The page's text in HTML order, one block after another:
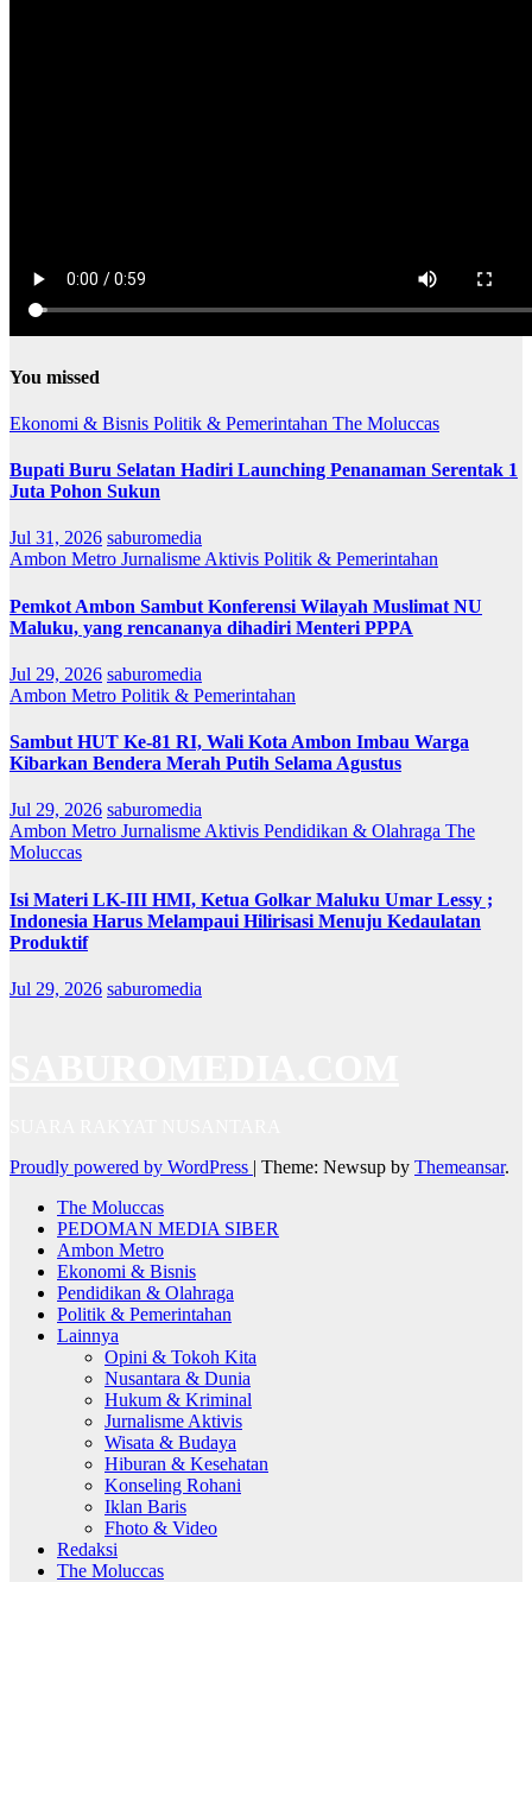
You missed
Ekonomi & Bisnis Politik & Pemerintahan The Moluccas
Bupati Buru Selatan Hadiri Launching Penanaman Serentak 1
Juta Pohon Sukun
Jul 31, 2026 saburomedia
Ambon Metro Jurnalisme Aktivis Politik & Pemerintahan
Pemkot Ambon Sambut Konferensi Wilayah Muslimat NU
Maluku, yang rencananya dihadiri Menteri PPPA
Jul 29, 2026 saburomedia
Ambon Metro Politik & Pemerintahan
Sambut HUT Ke-81 RI, Wali Kota Ambon Imbau Warga
Kibarkan Bendera Merah Putih Selama Agustus
Jul 29, 2026 saburomedia
Ambon Metro Jurnalisme Aktivis Pendidikan & Olahraga The
Moluccas
Isi Materi LK-III HMI, Ketua Golkar Maluku Umar Lessy ;
Indonesia Harus Melampaui Hilirisasi Menuju Kedaulatan
Produktif
Jul 29, 2026 saburomedia
Proudly powered by WordPress | Theme: Newsup by Themeansar.
The Moluccas
PEDOMAN MEDIA SIBER
Ambon Metro
Ekonomi & Bisnis
Pendidikan & Olahraga
Politik & Pemerintahan
Lainnya
Opini & Tokoh Kita
Nusantara & Dunia
Hukum & Kriminal
Jurnalisme Aktivis
Wisata & Budaya
Hiburan & Kesehatan
Konseling Rohani
Iklan Baris
Fhoto & Video
Redaksi
The Moluccas